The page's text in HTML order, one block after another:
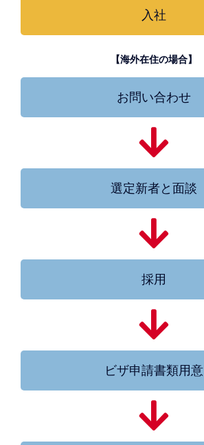
入社
【海外在住の場合】
お問い合わせ
選定新者と面談
採用
ビザ申請書類用意